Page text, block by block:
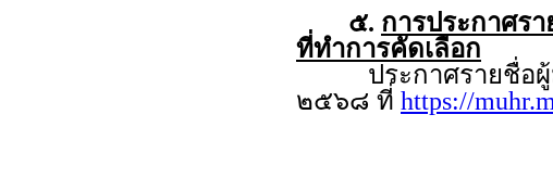
๕. การประกาศร
ที่ทำการคัดเลือก
ประกาศรายชื่อผู้มี
๒๕๖๘ ที่ https://